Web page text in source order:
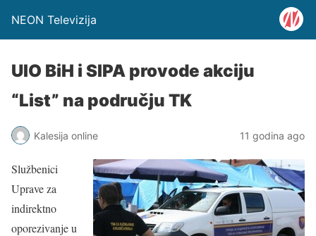
NEON Televizija
UIO BiH i SIPA provode akciju
“List” na području TK
Kalesija online 11 godina ago
Službenici
Uprave za
indirektno
oporezivanje u